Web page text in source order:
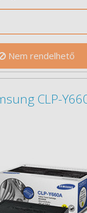
Nem rendelhető
CLP-